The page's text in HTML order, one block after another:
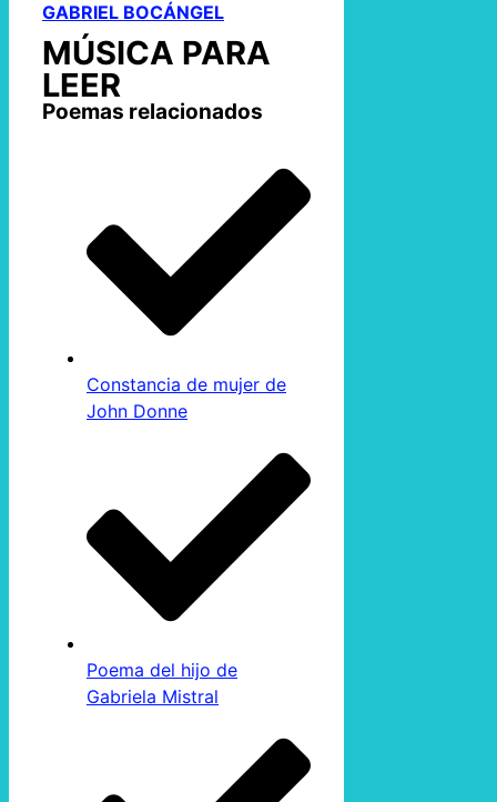
GABRIEL BOCÁNGEL
MÚSICA PARA
LEER
Poemas relacionados
Constancia de mujer de
John Donne
Poema del hijo de
Gabriela Mistral